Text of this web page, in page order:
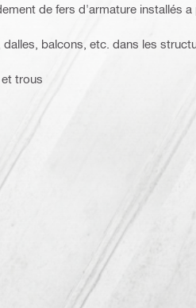
de fers d'armature installés
balcons, etc. dans les
trous